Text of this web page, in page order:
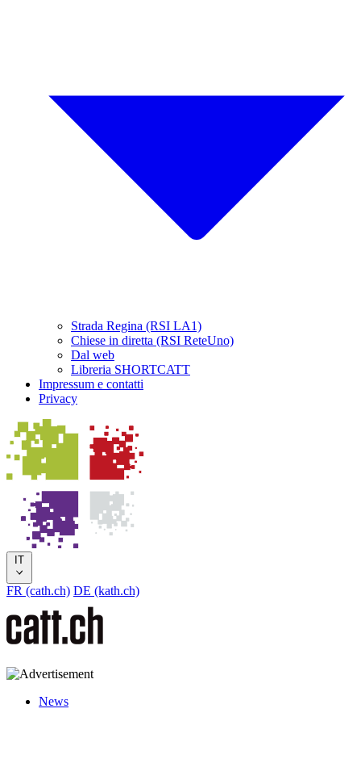
Strada Regina (RSI LA1)
Chiese in diretta (RSI ReteUno)
Dal web
Libreria SHORTCATT
Impressum e contatti
Privacy
IT
FR (cath.ch) DE (kath.ch)
News